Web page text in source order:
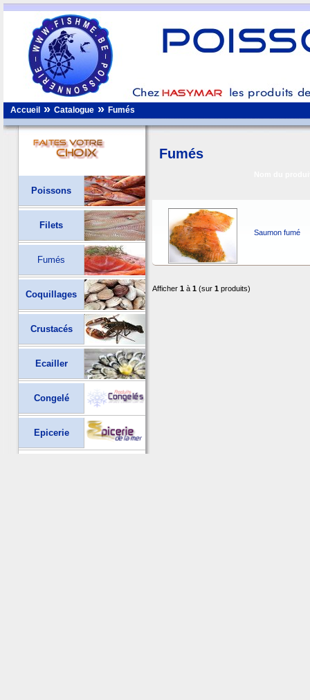
Accueil » Catalogue » Fumés
Fumés
Saumon fumé
Afficher 1 à 1 (sur 1 produits)
Poissons
Filets
Fumés
Coquillages
Crustacés
Ecailler
Congelé
Epicerie